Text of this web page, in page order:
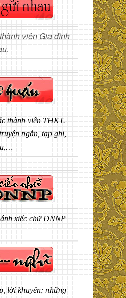
viên Gia đình
thành viên THKT.
ngắn, tạp ghi,
xiếc chữ DNNP
lời khuyên; những